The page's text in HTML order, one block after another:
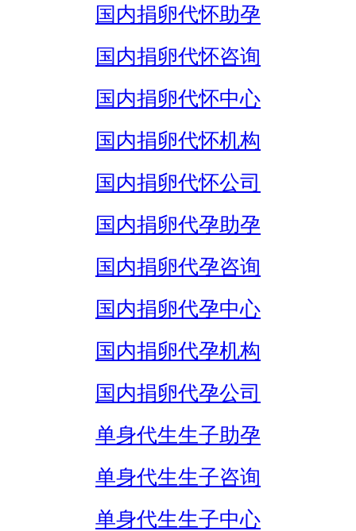
国内捐卵代怀助孕
国内捐卵代怀咨询
国内捐卵代怀中心
国内捐卵代怀机构
国内捐卵代怀公司
国内捐卵代孕助孕
国内捐卵代孕咨询
国内捐卵代孕中心
国内捐卵代孕机构
国内捐卵代孕公司
单身代生生子助孕
单身代生生子咨询
单身代生生子中心